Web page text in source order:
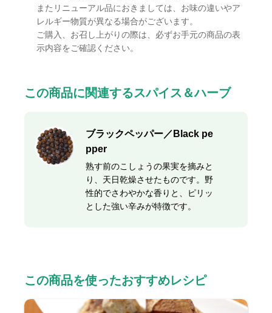
またリニューアル品におきましては、お味の違いやア
レルギー物質が異なる場合がございます。
ご購入、お召し上がりの際は、必ずお手元の商品の表
示内容をご確認ください。
この商品に関連するスパイス＆ハーブ
ブラックペッパー／Black pe
pper
熟す前のこしょうの果実を摘みと
り、天日乾燥させたものです。野
性的でさわやかな香りと、ピリッ
とした強い辛みが特徴です。
この商品を使ったおすすめレシピ